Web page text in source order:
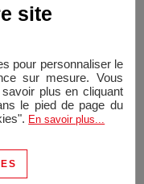
site
pour personnaliser le
sur mesure. Vous
plus en cliquant
le pied de page du
En savoir plus...